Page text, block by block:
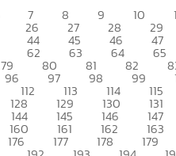
7 8 9 10
26 27 28 29
44 45 46 47
62 63 64 65
79 80 81 82
96 97 98 99
112 113 114 115
128 129 130 131
144 145 146 147
160 161 162 163
176 177 178 179